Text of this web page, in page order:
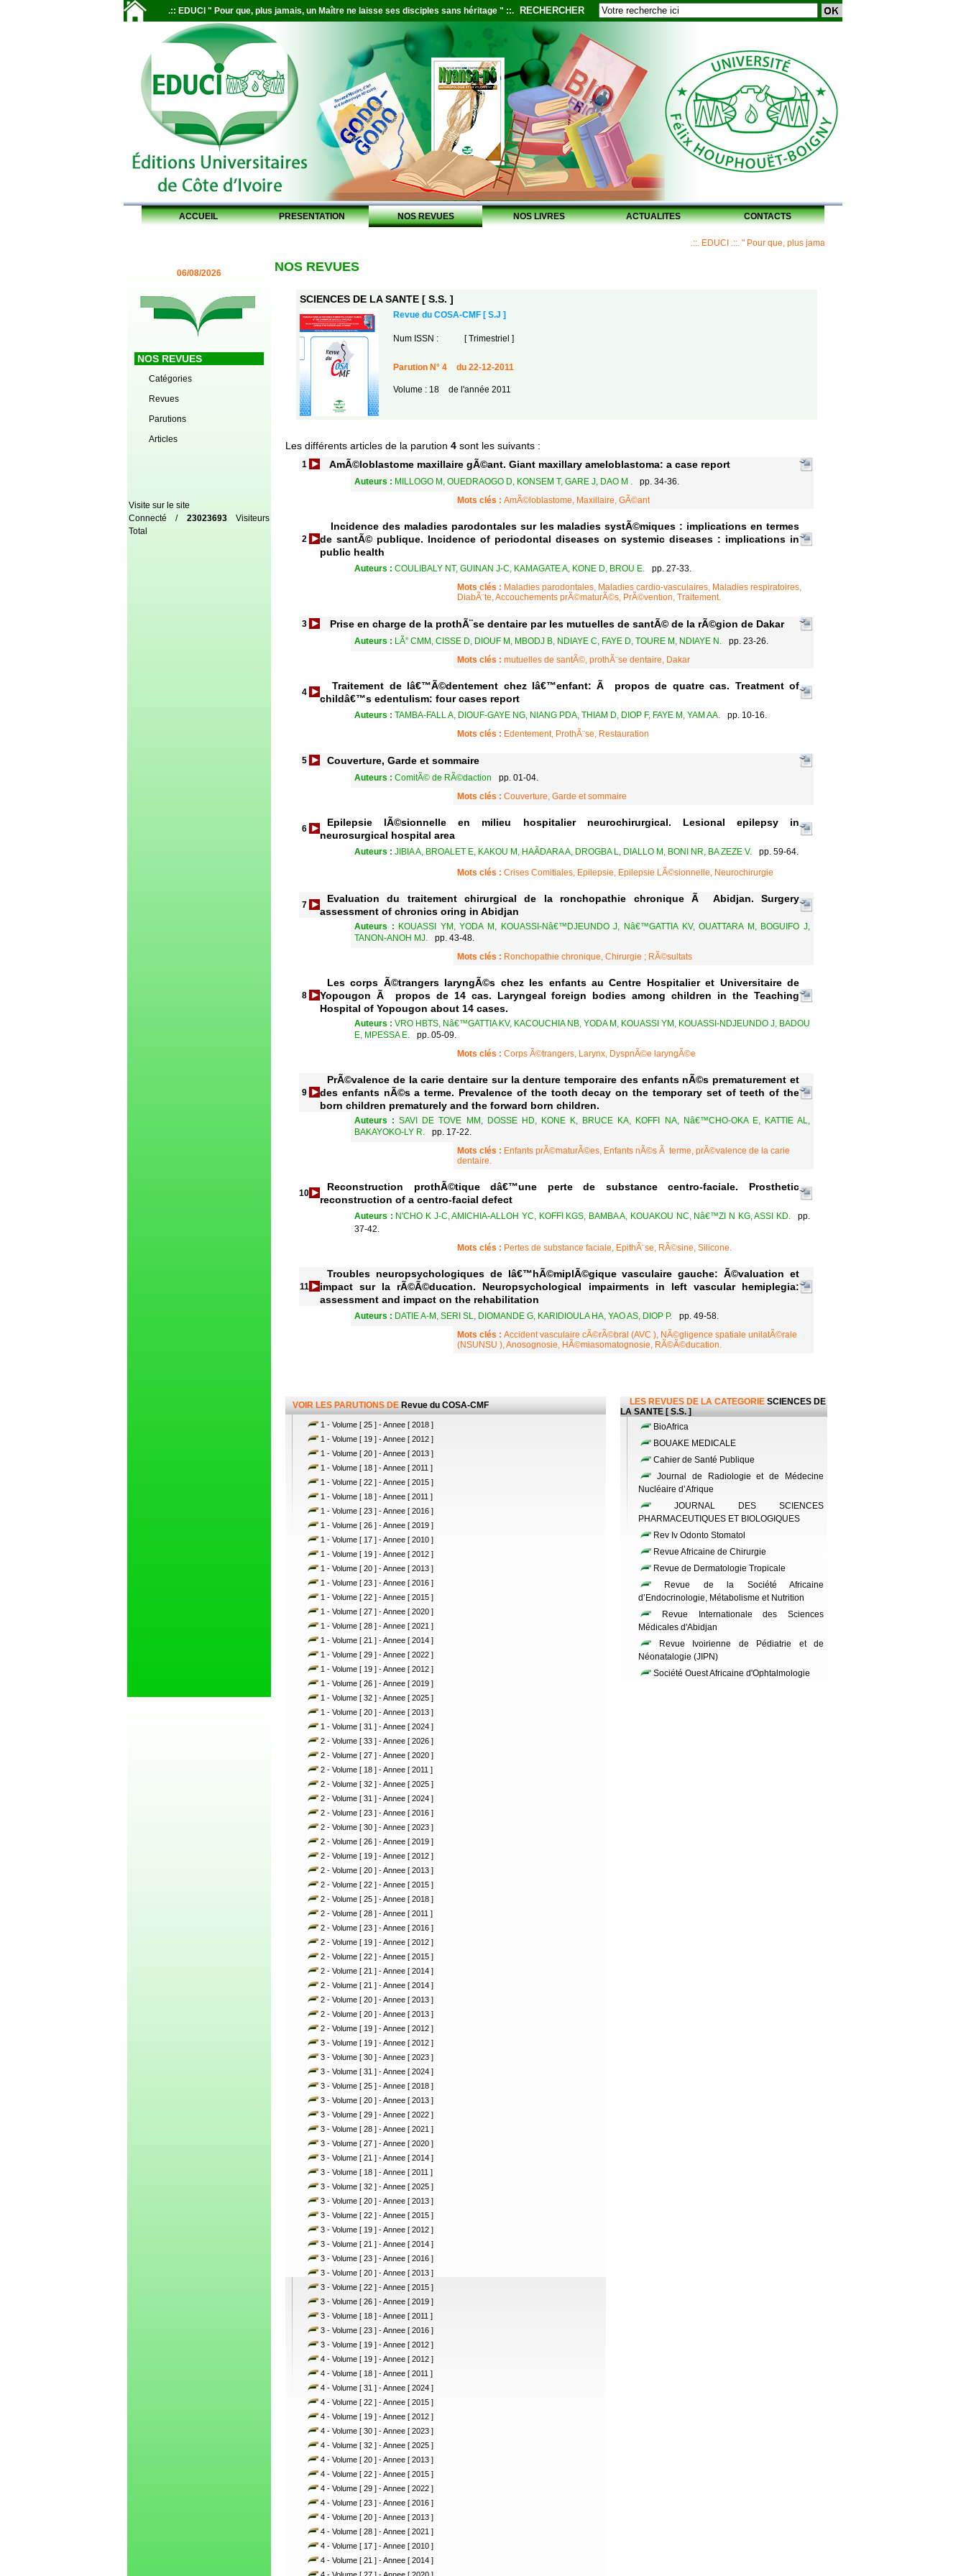
.:: EDUCI " Pour que, plus jamais, un Maître ne laisse ses disciples sans héritage " ::. RECHERCHER
ACCUEIL PRESENTATION NOS REVUES NOS LIVRES ACTUALITES CONTACTS
.::. EDUCI .::. " Pour que, plus jamais, un Maître ne laisse ses disciples sans
06/08/2026
NOS REVUES
Catégories
Revues
Parutions
Articles
Visite sur le site
Connecté / 23023693Visiteurs
Total
NOS REVUES
SCIENCES DE LA SANTE [ S.S. ]
Revue du COSA-CMF [ S.J ]
Num ISSN : [ Trimestriel ]
Parution N° 4 du 22-12-2011
Volume : 18 de l'année 2011
Les différents articles de la parution 4 sont les suivants :
1 AmÃ©loblastome maxillaire gÃ©ant. Giant maxillary ameloblastoma: a case report
Auteurs : MILLOGO M, OUEDRAOGO D, KONSEM T, GARE J, DAO M .
pp. 34-36.
Mots clés : AmÃ©loblastome, Maxillaire, GÃ©ant
2
Incidence des maladies parodontales sur les maladies systÃ©miques : implications en termes
de santÃ© publique. Incidence of periodontal diseases on systemic diseases : implications in
public health
Auteurs : COULIBALY NT, GUINAN J-C, KAMAGATE A, KONE D, BROU E.
pp. 27-33.
Mots clés : Maladies parodontales, Maladies cardio-vasculaires, Maladies respiratoires,
DiabÃ¨te, Accouchements prÃ©maturÃ©s, PrÃ©vention, Traitement.
3 Prise en charge de la prothÃ¨se dentaire par les mutuelles de santÃ© de la rÃ©gion de Dakar
Auteurs : LÃ” CMM, CISSE D, DIOUF M, MBODJ B, NDIAYE C, FAYE D, TOURE M, NDIAYE N.
pp. 23-26.
Mots clés : mutuelles de santÃ©, prothÃ¨se dentaire, Dakar
4
Traitement de lâ€™Ã©dentement chez lâ€™enfant: Ã propos de quatre cas. Treatment of
childâ€™s edentulism: four cases report
Auteurs : TAMBA-FALL A, DIOUF-GAYE NG, NIANG PDA, THIAM D, DIOP F, FAYE M, YAM AA.
pp. 10-16.
Mots clés : Edentement, ProthÃ¨se, Restauration
5 Couverture, Garde et sommaire
Auteurs : ComitÃ© de RÃ©daction
pp. 01-04.
Mots clés : Couverture, Garde et sommaire
6
Epilepsie lÃ©sionnelle en milieu hospitalier neurochirurgical. Lesional epilepsy in
neurosurgical hospital area
Auteurs : JIBIA A, BROALET E, KAKOU M, HAÃDARA A, DROGBA L, DIALLO M, BONI NR, BA ZEZE V. pp. 59-64.
Mots clés : Crises Comitiales, Epilepsie, Epilepsie LÃ©sionnelle, Neurochirurgie
7
Evaluation du traitement chirurgical de la ronchopathie chronique Ã Abidjan. Surgery
assessment of chronics oring in Abidjan
Auteurs : KOUASSI YM, YODA M, KOUASSI-Nâ€™DJEUNDO J, Nâ€™GATTIA KV, OUATTARA M, BOGUIFO J,
TANON-ANOH MJ.
pp. 43-48.
Mots clés : Ronchopathie chronique, Chirurgie ; RÃ©sultats
8
Les corps Ã©trangers laryngÃ©s chez les enfants au Centre Hospitalier et Universitaire de
Yopougon Ã propos de 14 cas. Laryngeal foreign bodies among children in the Teaching
Hospital of Yopougon about 14 cases.
Auteurs : VRO HBTS, Nâ€™GATTIA KV, KACOUCHIA NB, YODA M, KOUASSI YM, KOUASSI-NDJEUNDO J, BADOU
E, MPESSA E.
pp. 05-09.
Mots clés : Corps Ã©trangers, Larynx, DyspnÃ©e laryngÃ©e
9
PrÃ©valence de la carie dentaire sur la denture temporaire des enfants nÃ©s prematurement et
des enfants nÃ©s a terme. Prevalence of the tooth decay on the temporary set of teeth of the
born children prematurely and the forward born children.
Auteurs :SAVI DE TOVE MM, DOSSE HD, KONE K, BRUCE KA, KOFFI NA, Nâ€™CHO-OKA E, KATTIE AL,
BAKAYOKO-LY R.
pp. 17-22.
Mots clés : Enfants prÃ©maturÃ©es, Enfants nÃ©s Ã terme, prÃ©valence de la carie
dentaire.
10
Reconstruction prothÃ©tique dâ€™une perte de substance centro-faciale. Prosthetic
reconstruction of a centro-facial defect
Auteurs : N'CHO K J-C, AMICHIA-ALLOH YC, KOFFI KGS, BAMBA A, KOUAKOU NC, Nâ€™ZI N KG, ASSI KD.
pp.
37-42.
Mots clés : Pertes de substance faciale, EpithÃ¨se, RÃ©sine, Silicone.
11
Troubles neuropsychologiques de lâ€™hÃ©miplÃ©gique vasculaire gauche: Ã©valuation et
impact sur la rÃ©Ã©ducation. Neuropsychological impairments in left vascular hemiplegia:
assessment and impact on the rehabilitation
Auteurs : DATIE A-M, SERI SL, DIOMANDE G, KARIDIOULA HA, YAO AS, DIOP P.
pp. 49-58.
Mots clés : Accident vasculaire cÃ©rÃ©bral (AVC ), NÃ©gligence spatiale unilatÃ©rale
(NSUNSU ), Anosognosie, HÃ©miasomatognosie, RÃ©Ã©ducation.
VOIR LES PARUTIONS DE Revue du COSA-CMF
1 - Volume [ 25 ] - Annee [ 2018 ]
1 - Volume [ 19 ] - Annee [ 2012 ]
1 - Volume [ 20 ] - Annee [ 2013 ]
1 - Volume [ 18 ] - Annee [ 2011 ]
1 - Volume [ 22 ] - Annee [ 2015 ]
1 - Volume [ 18 ] - Annee [ 2011 ]
1 - Volume [ 23 ] - Annee [ 2016 ]
1 - Volume [ 26 ] - Annee [ 2019 ]
1 - Volume [ 17 ] - Annee [ 2010 ]
1 - Volume [ 19 ] - Annee [ 2012 ]
1 - Volume [ 20 ] - Annee [ 2013 ]
1 - Volume [ 23 ] - Annee [ 2016 ]
1 - Volume [ 22 ] - Annee [ 2015 ]
1 - Volume [ 27 ] - Annee [ 2020 ]
1 - Volume [ 28 ] - Annee [ 2021 ]
1 - Volume [ 21 ] - Annee [ 2014 ]
1 - Volume [ 29 ] - Annee [ 2022 ]
1 - Volume [ 19 ] - Annee [ 2012 ]
1 - Volume [ 26 ] - Annee [ 2019 ]
1 - Volume [ 32 ] - Annee [ 2025 ]
1 - Volume [ 20 ] - Annee [ 2013 ]
1 - Volume [ 31 ] - Annee [ 2024 ]
2 - Volume [ 33 ] - Annee [ 2026 ]
2 - Volume [ 27 ] - Annee [ 2020 ]
2 - Volume [ 18 ] - Annee [ 2011 ]
2 - Volume [ 32 ] - Annee [ 2025 ]
2 - Volume [ 31 ] - Annee [ 2024 ]
2 - Volume [ 23 ] - Annee [ 2016 ]
2 - Volume [ 30 ] - Annee [ 2023 ]
2 - Volume [ 26 ] - Annee [ 2019 ]
2 - Volume [ 19 ] - Annee [ 2012 ]
2 - Volume [ 20 ] - Annee [ 2013 ]
2 - Volume [ 22 ] - Annee [ 2015 ]
2 - Volume [ 25 ] - Annee [ 2018 ]
2 - Volume [ 28 ] - Annee [ 2011 ]
2 - Volume [ 23 ] - Annee [ 2016 ]
2 - Volume [ 19 ] - Annee [ 2012 ]
2 - Volume [ 22 ] - Annee [ 2015 ]
2 - Volume [ 21 ] - Annee [ 2014 ]
2 - Volume [ 21 ] - Annee [ 2014 ]
2 - Volume [ 20 ] - Annee [ 2013 ]
2 - Volume [ 20 ] - Annee [ 2013 ]
2 - Volume [ 19 ] - Annee [ 2012 ]
3 - Volume [ 19 ] - Annee [ 2012 ]
3 - Volume [ 30 ] - Annee [ 2023 ]
3 - Volume [ 31 ] - Annee [ 2024 ]
3 - Volume [ 25 ] - Annee [ 2018 ]
3 - Volume [ 20 ] - Annee [ 2013 ]
3 - Volume [ 29 ] - Annee [ 2022 ]
3 - Volume [ 28 ] - Annee [ 2021 ]
3 - Volume [ 27 ] - Annee [ 2020 ]
3 - Volume [ 21 ] - Annee [ 2014 ]
3 - Volume [ 18 ] - Annee [ 2011 ]
3 - Volume [ 32 ] - Annee [ 2025 ]
3 - Volume [ 20 ] - Annee [ 2013 ]
3 - Volume [ 22 ] - Annee [ 2015 ]
3 - Volume [ 19 ] - Annee [ 2012 ]
3 - Volume [ 21 ] - Annee [ 2014 ]
3 - Volume [ 23 ] - Annee [ 2016 ]
3 - Volume [ 20 ] - Annee [ 2013 ]
3 - Volume [ 22 ] - Annee [ 2015 ]
3 - Volume [ 26 ] - Annee [ 2019 ]
3 - Volume [ 18 ] - Annee [ 2011 ]
3 - Volume [ 23 ] - Annee [ 2016 ]
3 - Volume [ 19 ] - Annee [ 2012 ]
4 - Volume [ 19 ] - Annee [ 2012 ]
4 - Volume [ 18 ] - Annee [ 2011 ]
4 - Volume [ 31 ] - Annee [ 2024 ]
4 - Volume [ 22 ] - Annee [ 2015 ]
4 - Volume [ 19 ] - Annee [ 2012 ]
4 - Volume [ 30 ] - Annee [ 2023 ]
4 - Volume [ 32 ] - Annee [ 2025 ]
4 - Volume [ 20 ] - Annee [ 2013 ]
4 - Volume [ 22 ] - Annee [ 2015 ]
4 - Volume [ 29 ] - Annee [ 2022 ]
4 - Volume [ 23 ] - Annee [ 2016 ]
4 - Volume [ 20 ] - Annee [ 2013 ]
4 - Volume [ 28 ] - Annee [ 2021 ]
4 - Volume [ 17 ] - Annee [ 2010 ]
4 - Volume [ 21 ] - Annee [ 2014 ]
LES REVUES DE LA CATEGORIE SCIENCES DE
LA SANTE [ S.S. ]
BioAfrica
BOUAKE MEDICALE
Cahier de Santé Publique
Journal de Radiologie et de Médecine
Nucléaire d’Afrique
JOURNAL DES SCIENCES
PHARMACEUTIQUES ET BIOLOGIQUES
Rev Iv Odonto Stomatol
Revue Africaine de Chirurgie
Revue de Dermatologie Tropicale
Revue de la Société Africaine
d’Endocrinologie, Métabolisme et Nutrition
Revue Internationale des Sciences
Médicales d'Abidjan
Revue Ivoirienne de Pédiatrie et de
Néonatalogie (JIPN)
Société Ouest Africaine d'Ophtalmologie